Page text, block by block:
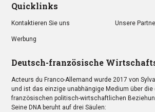
Quicklinks
Kontaktieren Sie uns Unsere
Werbung
Deutsch-französische
Acteurs du Franco-Allemand wurde 2017 von
und ist das einzige unabhängige Medium über die
französischen politisch-wirtschaftlichen
Seine DNA beruht auf drei Säulen: